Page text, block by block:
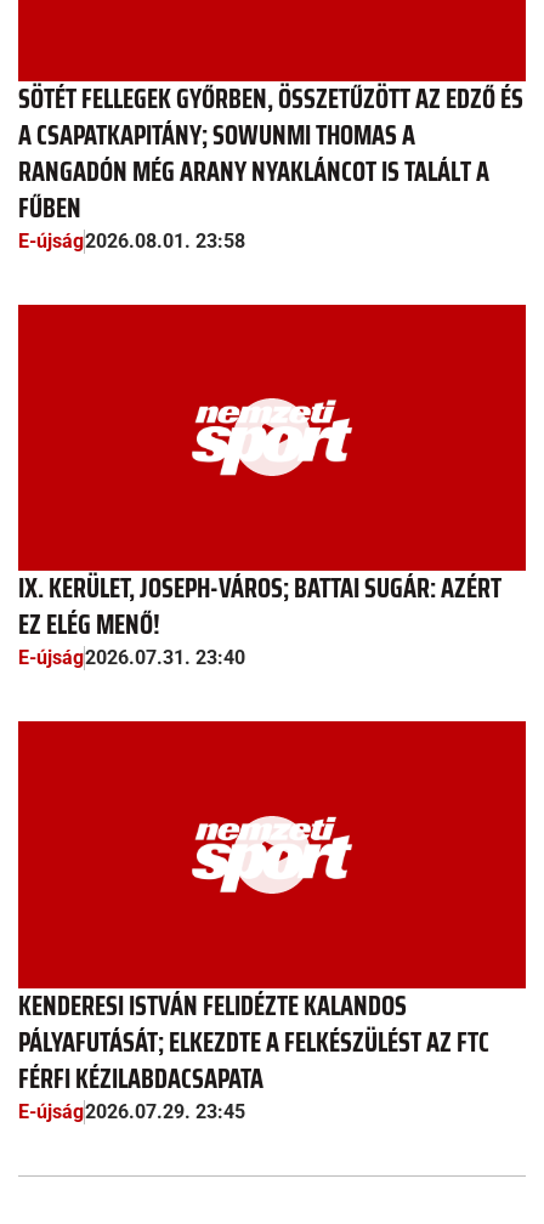
SÖTÉT FELLEGEK GYŐRBEN, ÖSSZETŰZÖTT AZ EDZŐ ÉS
A CSAPATKAPITÁNY; SOWUNMI THOMAS A
RANGADÓN MÉG ARANY NYAKLÁNCOT IS TALÁLT A
FŰBEN
E-újság2026.08.01. 23:58
IX. KERÜLET, JOSEPH-VÁROS; BATTAI SUGÁR: AZÉRT
EZ ELÉG MENŐ!
E-újság2026.07.31. 23:40
KENDERESI ISTVÁN FELIDÉZTE KALANDOS
PÁLYAFUTÁSÁT; ELKEZDTE A FELKÉSZÜLÉST AZ FTC
FÉRFI KÉZILABDACSAPATA
E-újság2026.07.29. 23:45